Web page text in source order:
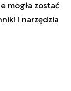
mogła zostać
i narzędzia